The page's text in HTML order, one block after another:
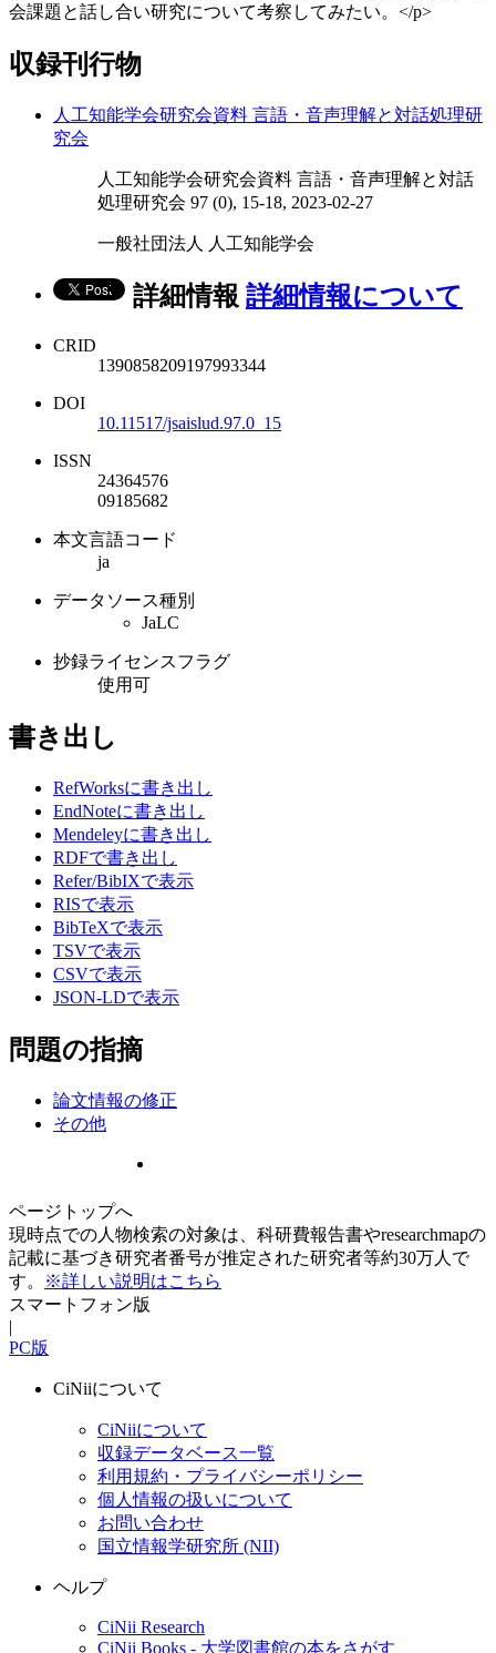
会課題と話し合い研究について考察してみたい。</p>
収録刊行物
人工知能学会研究会資料 言語・音声理解と対話処理研
究会
人工知能学会研究会資料 言語・音声理解と対話
処理研究会 97 (0), 15-18, 2023-02-27
一般社団法人 人工知能学会
詳細情報 詳細情報について
CRID
1390858209197993344
DOI
10.11517/jsaislud.97.0_15
ISSN
24364576
09185682
本文言語コード
ja
データソース種別
JaLC
抄録ライセンスフラグ
使用可
書き出し
RefWorksに書き出し
EndNoteに書き出し
Mendeleyに書き出し
RDFで書き出し
Refer/BibIXで表示
RISで表示
BibTeXで表示
TSVで表示
CSVで表示
JSON-LDで表示
問題の指摘
論文情報の修正
その他
ページトップへ
現時点での人物検索の対象は、科研費報告書やresearchmapの
記載に基づき研究者番号が推定された研究者等約30万人で
す。
※詳しい説明はこちら
スマートフォン版
|
PC版
CiNiiについて
CiNiiについて
収録データベース一覧
利用規約・プライバシーポリシー
個人情報の扱いについて
お問い合わせ
国立情報学研究所 (NII)
ヘルプ
CiNii Research
CiNii Books - 大学図書館の本をさがす